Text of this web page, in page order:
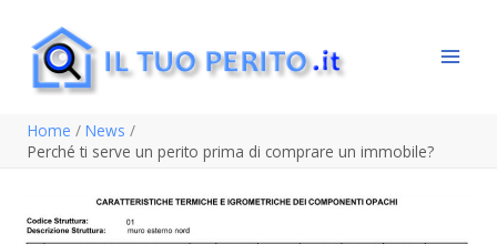
contenuto
Home
News
Perché ti serve un perito prima di comprare un immobile?